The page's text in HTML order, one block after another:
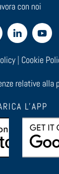
con noi
| Cookie
relative alla
L'APP